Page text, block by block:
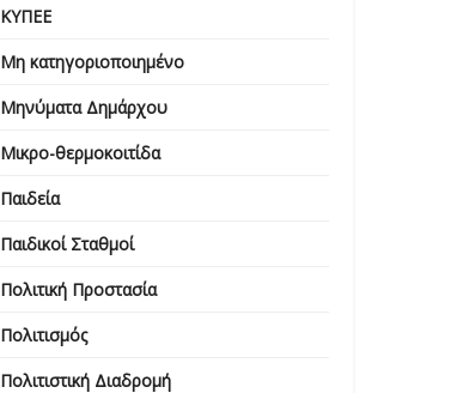
ΚΥΠΕΕ
Μη κατηγοριοποιημένο
Μηνύματα Δημάρχου
Μικρο-θερμοκοιτίδα
Παιδεία
Παιδικοί Σταθμοί
Πολιτική Προστασία
Πολιτισμός
Πολιτιστική Διαδρομή